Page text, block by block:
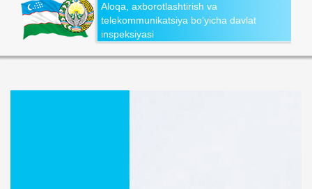
Aloqa, axborotlashtirish va
telekommunikatsiya bo‘yicha davlat
inspeksiyasi